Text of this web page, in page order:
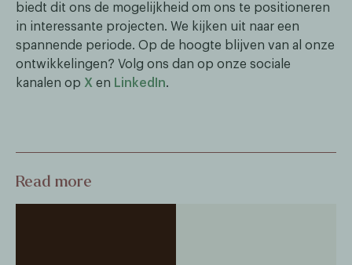
biedt dit ons de mogelijkheid om ons te positioneren
in interessante projecten. We kijken uit naar een
spannende periode. Op de hoogte blijven van al onze
ontwikkelingen? Volg ons dan op onze sociale
kanalen op X en LinkedIn.
Read more